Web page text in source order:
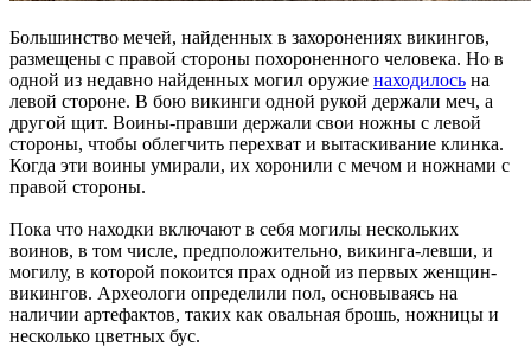
Большинство мечей, найденных в захоронениях викингов,
размещены с правой стороны похороненного человека. Но в
одной из недавно найденных могил оружие находилось на
левой стороне. В бою викинги одной рукой держали меч, а
другой щит. Воины-правши держали свои ножны с левой
стороны, чтобы облегчить перехват и вытаскивание клинка.
Когда эти воины умирали, их хоронили с мечом и ножнами с
правой стороны.
Пока что находки включают в себя могилы нескольких
воинов, в том числе, предположительно, викинга-левши, и
могилу, в которой покоится прах одной из первых женщин-
викингов. Археологи определили пол, основываясь на
наличии артефактов, таких как овальная брошь, ножницы и
несколько цветных бус.